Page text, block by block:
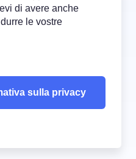
di avere anche
le vostre
sulla privacy